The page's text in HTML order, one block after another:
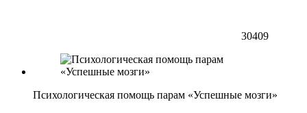
30409
Психологическая помощь парам «Успешные мозги»